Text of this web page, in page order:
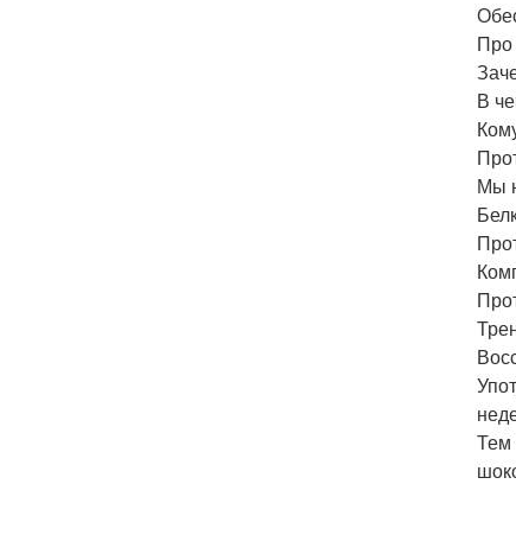
Про
В
Мы
Тем